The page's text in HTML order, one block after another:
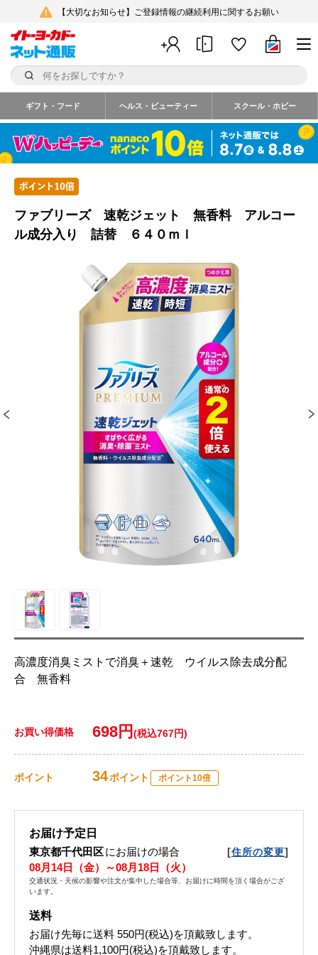
【大切なお知らせ】ご登録情報の継続利用に関するお願い
ギフト・フード ヘルス・ビューティー スクール・ホビー
ファブリーズ 速乾ジェット 無香料 アルコー
ル成分入り 詰替 ６４０ｍｌ
高濃度消臭ミストで消臭＋速乾 ウイルス除去成分配
合 無香料
お買い得価格 698円 (税込767円)
ポイント 34ポイント ポイント10倍
お届け予定日
東京都千代田区にお届けの場合 [住所の変更]
08月14日（金）～08月18日（火）
交通状況・天候の影響や注文が集中した場合等、お届けに時間を頂く場合がござ
います。
送料
お届け先毎に送料 550円(税込)を頂戴致します。
沖縄県は送料1,100円(税込)を頂戴致します。